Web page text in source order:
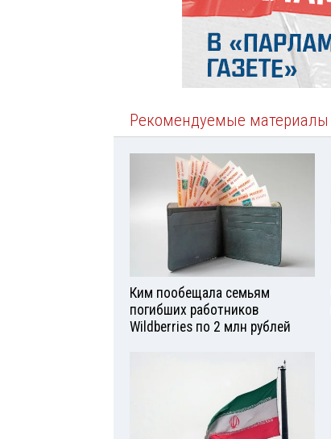
Рекомендуемые материалы
Ким пообещала семьям
погибших работников
Wildberries по 2 млн рублей